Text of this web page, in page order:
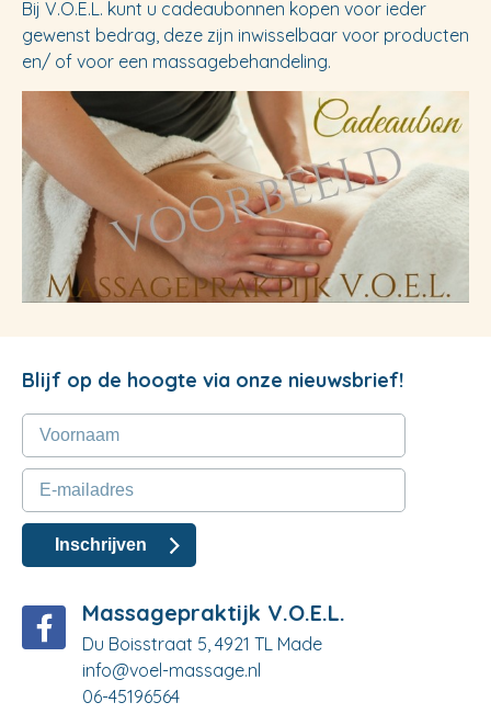
Bij V.O.E.L. kunt u cadeaubonnen kopen voor ieder
gewenst bedrag, deze zijn inwisselbaar voor producten
en/ of voor een massagebehandeling.
Blijf op de hoogte via onze nieuwsbrief!
Massagepraktijk V.O.E.L.
Du Boisstraat 5, 4921 TL Made
info@voel-massage.nl
06-45196564